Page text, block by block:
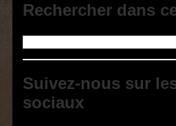
Rechercher dans
Suivez-nous sur
sociaux